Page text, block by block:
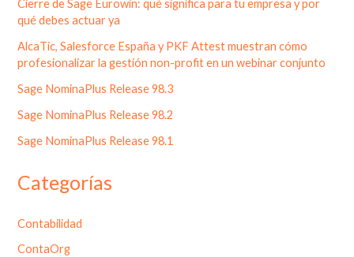
Cierre de Sage Eurowin: qué significa para tu empresa y por
qué debes actuar ya
AlcaTic, Salesforce España y PKF Attest muestran cómo
profesionalizar la gestión non-profit en un webinar conjunto
Sage NominaPlus Release 98.3
Sage NominaPlus Release 98.2
Sage NominaPlus Release 98.1
Categorías
Contabilidad
ContaOrg